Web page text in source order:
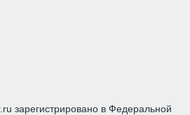
зарегистрировано в Федеральной